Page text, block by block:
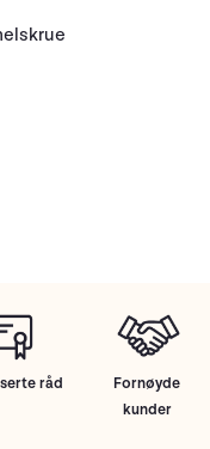
råd
Fornøyde
kunder